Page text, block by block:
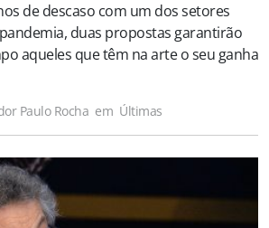
de descaso com um dos setores
duas propostas garantirão
aqueles que têm na arte o seu ganha
Paulo Rocha em Últimas